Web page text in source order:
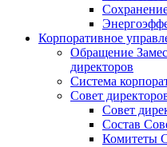
Корпоративное
Обращение
директоров
Система
Совет
Совет
Состав
Комитеты